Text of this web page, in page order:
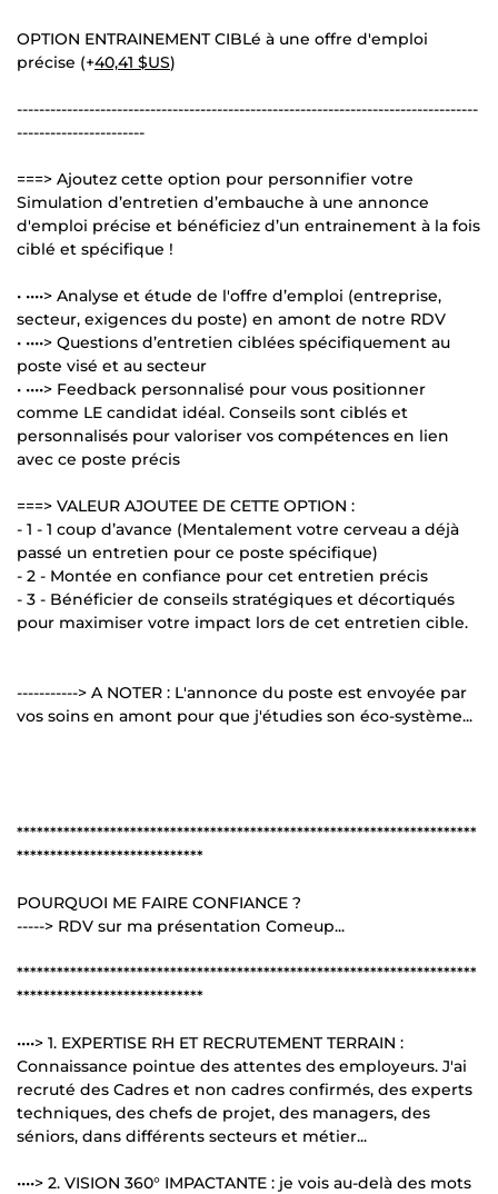
OPTION ENTRAINEMENT CIBLé à une offre d'emploi
précise (+40,41 $US)
-----------------------------------------------------------------------------------
-----------------------
===> Ajoutez cette option pour personnifier votre
Simulation d’entretien d’embauche à une annonce
d'emploi précise et bénéficiez d’un entrainement à la fois
ciblé et spécifique !
• ••••> Analyse et étude de l'offre d’emploi (entreprise,
secteur, exigences du poste) en amont de notre RDV
• ••••> Questions d’entretien ciblées spécifiquement au
poste visé et au secteur
• ••••> Feedback personnalisé pour vous positionner
comme LE candidat idéal. Conseils sont ciblés et
personnalisés pour valoriser vos compétences en lien
avec ce poste précis
===> VALEUR AJOUTEE DE CETTE OPTION :
- 1 - 1 coup d’avance (Mentalement votre cerveau a déjà
passé un entretien pour ce poste spécifique)
- 2 - Montée en confiance pour cet entretien précis
- 3 - Bénéficier de conseils stratégiques et décortiqués
pour maximiser votre impact lors de cet entretien cible.
-----------> A NOTER : L'annonce du poste est envoyée par
vos soins en amont pour que j'étudies son éco-système...
*********************************************************************
****************************
POURQUOI ME FAIRE CONFIANCE ?
-----> RDV sur ma présentation Comeup...
*********************************************************************
****************************
••••> 1. EXPERTISE RH ET RECRUTEMENT TERRAIN :
Connaissance pointue des attentes des employeurs. J'ai
recruté des Cadres et non cadres confirmés, des experts
techniques, des chefs de projet, des managers, des
séniors, dans différents secteurs et métier...
••••> 2. VISION 360° IMPACTANTE : je vois au-delà des mots